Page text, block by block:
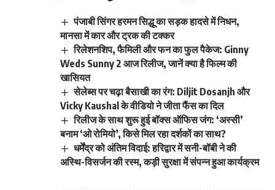
पंजाबी सिंगर हरमन सिद्धू का सड़क हादसे में निधन,
मानसा में कार और ट्रक की टक्कर
रिलेशनशिप, फैमिली और फन का फुल पैकेज: Ginny
Weds Sunny 2 आज रिलीज, जानें क्या है फिल्म की
खासियत
सेलेब्स पर चढ़ा बैसाखी का रंग: Diljit Dosanjh और
Vicky Kaushal के वीडियो ने जीता फैंस का दिल
रिलीज के साथ शुरू हुई बॉक्स ऑफिस जंग: ‘अस्सी’
बनाम ‘ओ रोमियो’, किसे मिल रहा दर्शकों का साथ?
धर्मेंद्र को अंतिम विदाई: हरिद्वार में सनी-बॉबी ने की
अस्थि-विसर्जन की रस्म, कड़ी सुरक्षा में संपन्न हुआ कार्यक्रम